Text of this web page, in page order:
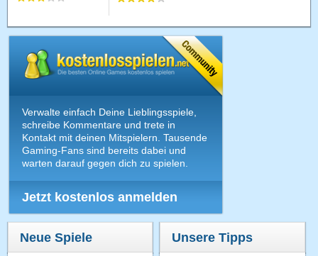
Verwalte einfach Deine Lieblingsspiele,
schreibe Kommentare und trete in
Kontakt mit deinen Mitspielern. Tausende
Gaming-Fans sind bereits dabei und
warten darauf gegen dich zu spielen.
Jetzt kostenlos anmelden
Neue Spiele Unsere Tipps